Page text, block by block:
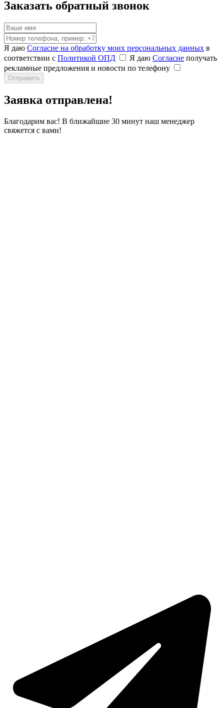
Заказать обратный звонок
Я даю Согласие на обработку моих персональных данных в
соответствии с Политикой ОПД Я даю Согласие получать
рекламные предложения и новости по телефону
Отправить
Заявка отправлена!
Благодарим вас! В ближайшие 30 минут наш менеджер
свяжется с вами!